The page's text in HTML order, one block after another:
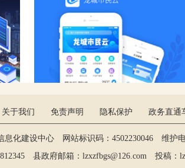
关于我们 免责声明 隐私保护 政务直通
建设中心 网站标识码：4502230046 维护电
县政府邮箱：lzxzfbgs@126.com 投稿：